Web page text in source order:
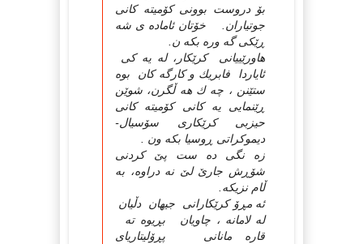
بۆ دروست بوونی كۆمیته كانی
جوتیاران. خۆتان ئاماده ی شه
ڕێكی گه وره بكه ن.
هاورێییانی كرێكار، له یه كی
ئایاردا فابریك و كارگه كان بوه
ستێنن ، چه ك هه ڵگرن، شوێن
ڕێنمایی یه كانی كۆمیته كانی
حیزبی كرێكاری سۆسیال-
دیموكراتی ڕوسیا بكه ون .
زه نگی ده ست پێ كردنی
شۆڕش جارێ لێ نه دراوه، به
ڵام نزیكه.
ئه مڕۆ كرێكارانی جیهان دڵیان
له لامانه ، چاویان بڕیوه ته
قاره مانانی پڕۆلیتاریای